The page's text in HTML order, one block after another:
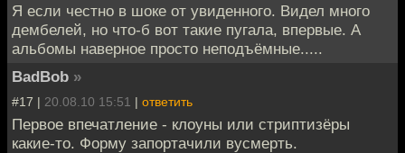
Я если честно в шоке от увиденного. Видел много
дембелей, но что-б вот такие пугала, впервые. А
альбомы наверное просто неподъёмные.....
BadBob »
#17 | 20.08.10 15:51 | ответить
Первое впечатление - клоуны или стриптизёры
какие-то. Форму запортачили вусмерть.